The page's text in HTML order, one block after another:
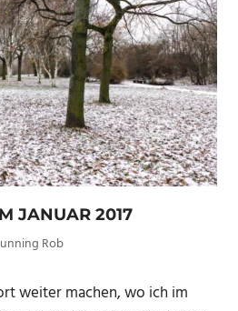
JANUAR 2017
Rob
weiter machen, wo ich im